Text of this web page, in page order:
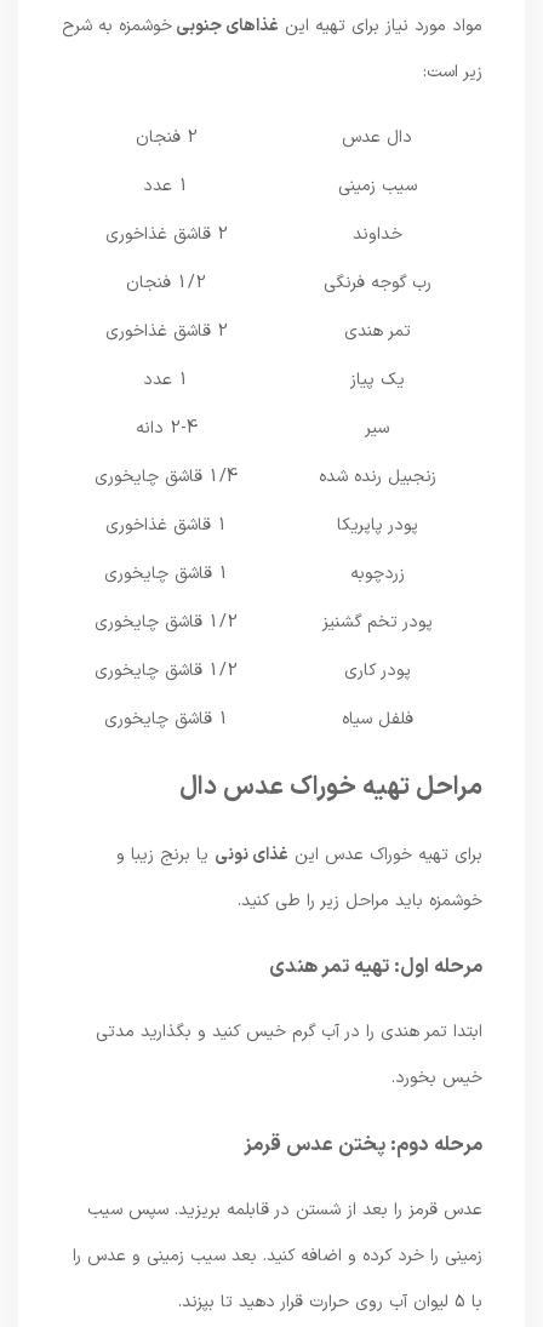
مواد مورد نیاز برای تهیه اینغذاهای جنوبیخوشمزه به شرح
زیر است:
دال عدس
سیب زمینی
خداوند
رب گوجه فرنگی
تمر هندی
یک پیاز
زنجبیل رنده شده
پودر پاپریکا
زردچوبه
پودر تخم گشنیز
پودر کاری
فلفل سیاه
مراحل تهیه خوراک عدس دال
برای تهیه خوراک عدس اینغذای نونییا برنج زیبا و
خوشمزه باید مراحل زیر را طی کنید.
مرحله اول: تهیه تمر هندی
ابتدا تمر هندی را در آب گرم خیس کنید و بگذارید مدتی
خیس بخورد.
مرحله دوم: پختن عدس قرمز
عدس قرمز را بعد از شستن در قابلمه بریزید. سپس سیب
زمینی را خرد کرده و اضافه کنید. بعد سیب زمینی و عدس را